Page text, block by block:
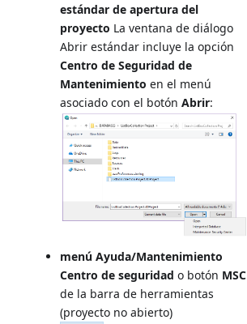
estándar de apertura del
proyecto La ventana de diálogo
Abrir estándar incluye la opción
Centro de Seguridad de
Mantenimiento en el menú
asociado con el botónAbrir:
menú Ayuda/Mantenimiento
Centro de seguridad o botón MSC
de la barra de herramientas
(proyecto no abierto)